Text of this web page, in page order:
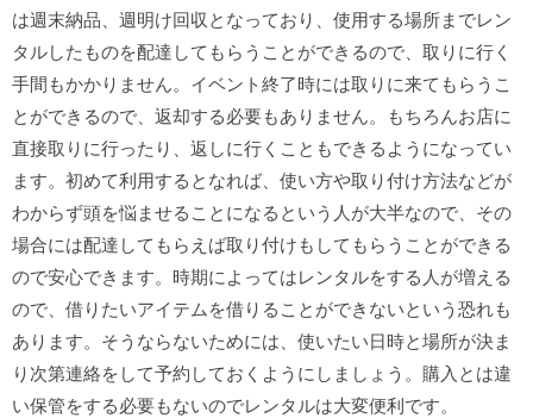
は週末納品、週明け回収となっており、使用する場所までレン
タルしたものを配達してもらうことができるので、取りに行く
手間もかかりません。イベント終了時には取りに来てもらうこ
とができるので、返却する必要もありません。もちろんお店に
直接取りに行ったり、返しに行くこともできるようになってい
ます。初めて利用するとなれば、使い方や取り付け方法などが
わからず頭を悩ませることになるという人が大半なので、その
場合には配達してもらえば取り付けもしてもらうことができる
ので安心できます。時期によってはレンタルをする人が増える
ので、借りたいアイテムを借りることができないという恐れも
あります。そうならないためには、使いたい日時と場所が決ま
り次第連絡をして予約しておくようにしましょう。購入とは違
い保管をする必要もないのでレンタルは大変便利です。